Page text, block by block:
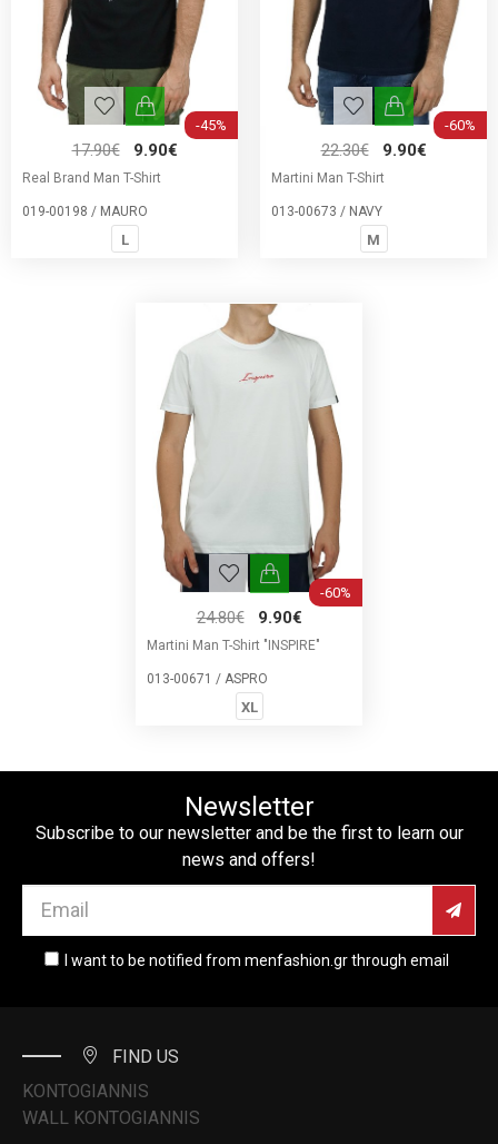
-45%
17.90€ 9.90€
Real Brand Man T-Shirt
019-00198 / MAURO
L
-60%
22.30€ 9.90€
Martini Man T-Shirt
013-00673 / NAVY
M
-60%
24.80€ 9.90€
Martini Man T-Shirt "INSPIRE"
013-00671 / ASPRO
XL
Newsletter
Subscribe to our newsletter and be the first to learn our
news and offers!
I want to be notified from menfashion.gr through email
FIND US
KONTOGIANNIS
WALL KONTOGIANNIS